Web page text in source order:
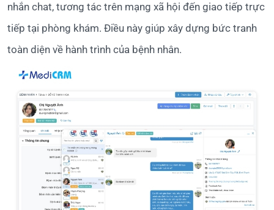
nhắn chat, tương tác trên mạng xã hội đến giao tiếp trực
tiếp tại phòng khám. Điều này giúp xây dựng bức tranh
toàn diện về hành trình của bệnh nhân.